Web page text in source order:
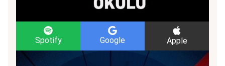
Spotify Google Apple